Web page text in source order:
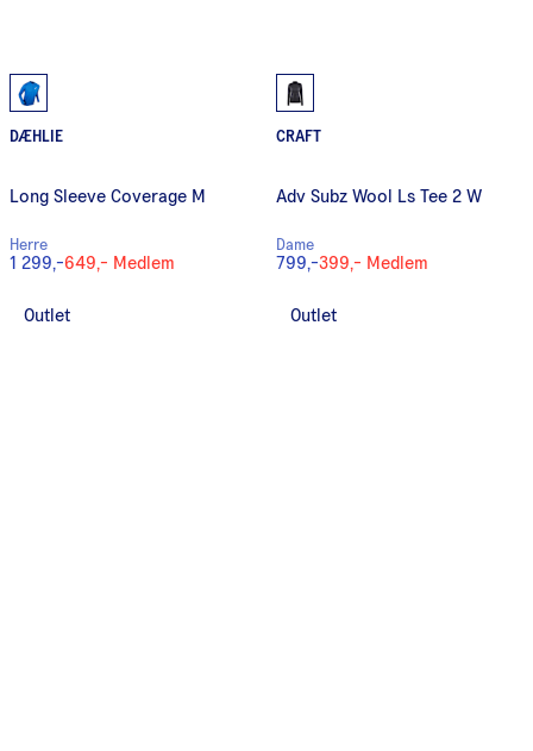
DÆHLIE
Long Sleeve Coverage M
Herre
1 299,-649,- Medlem
CRAFT
Adv Subz Wool Ls Tee 2 W
Dame
799,-399,- Medlem
Outlet Outlet